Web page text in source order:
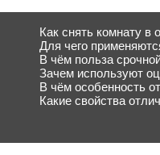
Как снять комнату в
Для чего
В чём польза
Зачем используют
В чём особенность
Какие свойства